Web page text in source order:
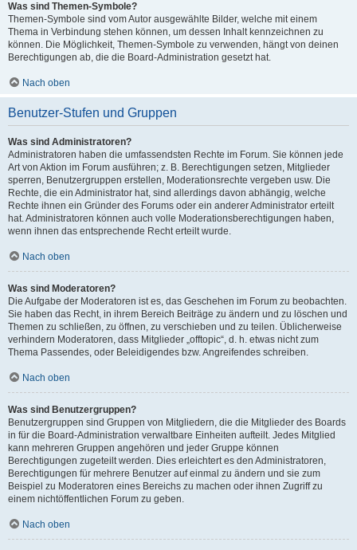
Was sind Themen-Symbole?
Themen-Symbole sind vom Autor ausgewählte Bilder, welche mit einem
Thema in Verbindung stehen können, um dessen Inhalt kennzeichnen zu
können. Die Möglichkeit, Themen-Symbole zu verwenden, hängt von deinen
Berechtigungen ab, die die Board-Administration gesetzt hat.
Nach oben
Benutzer-Stufen und Gruppen
Was sind Administratoren?
Administratoren haben die umfassendsten Rechte im Forum. Sie können jede
Art von Aktion im Forum ausführen; z. B. Berechtigungen setzen, Mitglieder
sperren, Benutzergruppen erstellen, Moderationsrechte vergeben usw. Die
Rechte, die ein Administrator hat, sind allerdings davon abhängig, welche
Rechte ihnen ein Gründer des Forums oder ein anderer Administrator erteilt
hat. Administratoren können auch volle Moderationsberechtigungen haben,
wenn ihnen das entsprechende Recht erteilt wurde.
Nach oben
Was sind Moderatoren?
Die Aufgabe der Moderatoren ist es, das Geschehen im Forum zu beobachten.
Sie haben das Recht, in ihrem Bereich Beiträge zu ändern und zu löschen und
Themen zu schließen, zu öffnen, zu verschieben und zu teilen. Üblicherweise
verhindern Moderatoren, dass Mitglieder „offtopic“, d. h. etwas nicht zum
Thema Passendes, oder Beleidigendes bzw. Angreifendes schreiben.
Nach oben
Was sind Benutzergruppen?
Benutzergruppen sind Gruppen von Mitgliedern, die die Mitglieder des Boards
in für die Board-Administration verwaltbare Einheiten aufteilt. Jedes Mitglied
kann mehreren Gruppen angehören und jeder Gruppe können
Berechtigungen zugeteilt werden. Dies erleichtert es den Administratoren,
Berechtigungen für mehrere Benutzer auf einmal zu ändern und sie zum
Beispiel zu Moderatoren eines Bereichs zu machen oder ihnen Zugriff zu
einem nichtöffentlichen Forum zu geben.
Nach oben